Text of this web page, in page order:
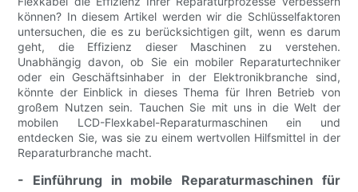
können? In diesem Artikel werden wir die Schlüsselfaktoren
untersuchen, die es zu berücksichtigen gilt, wenn es darum
geht, die Effizienz dieser Maschinen zu verstehen.
Unabhängig davon, ob Sie ein mobiler Reparaturtechniker
oder ein Geschäftsinhaber in der Elektronikbranche sind,
könnte der Einblick in dieses Thema für Ihren Betrieb von
großem Nutzen sein. Tauchen Sie mit uns in die Welt der
mobilen LCD-Flexkabel-Reparaturmaschinen ein und
entdecken Sie, was sie zu einem wertvollen Hilfsmittel in der
Reparaturbranche macht.
- Einführung in mobile Reparaturmaschinen für